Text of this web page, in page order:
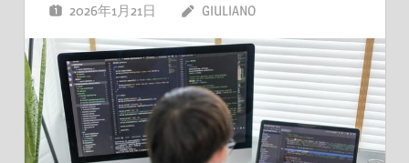
2026年1月21日 GIULIANO